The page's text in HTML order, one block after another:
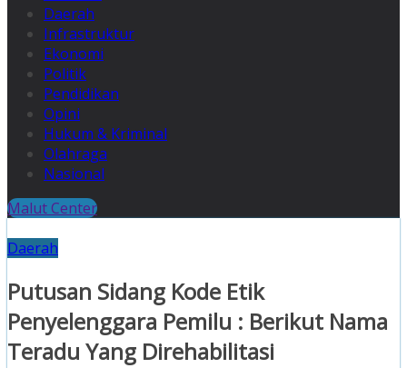
Daerah
Infrastruktur
Ekonomi
Politik
Pendidikan
Opini
Hukum & Kriminal
Olahraga
Nasional
Malut Center
Daerah
Putusan Sidang Kode Etik
Penyelenggara Pemilu : Berikut Nama
Teradu Yang Direhabilitasi